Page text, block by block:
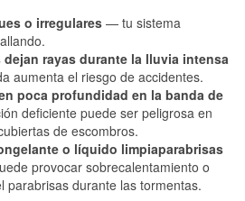
o irregulares — tu sistema
rayas durante la lluvia intensa
aumenta el riesgo de accidentes.
poca profundidad en la banda de
deficiente puede ser peligrosa en
de escombros.
o líquido limpiaparabrisas
provocar sobrecalentamiento o
parabrisas durante las tormentas.